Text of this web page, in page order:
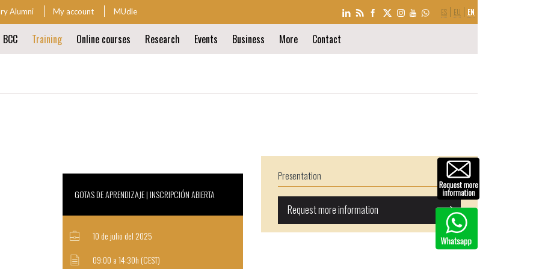
LANGUAGE
SELECTION
ES EU EN
Alumni My account MUdle
Training Online courses Research Events Business More
Contact
GOTAS DE APRENDIZAJE | INSCRIPCIÓN ABIERTA
10 de julio del 2025
09:00 a 14:30h (CEST)
Presentation
Request more information